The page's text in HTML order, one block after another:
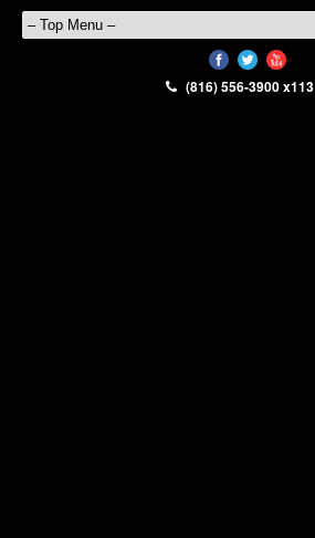
(816) 556-3900 x113